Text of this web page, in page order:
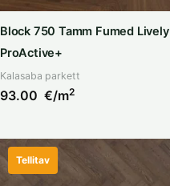
Block 750 Tamm Fumed Lively
ProActive+
Kalasaba parkett
93.00 €/m2
Tellitav